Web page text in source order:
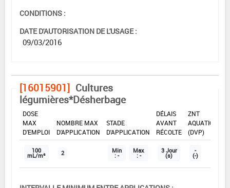
CONDITIONS :
DATE D'AUTORISATION DE L'USAGE :
09/03/2016
[16015901] Cultures
légumières*Désherbage
DOSE
MAX
D'EMPLOI
NOMBRE MAX
D'APPLICATION
STADE
D'APPLICATION
DÉLAIS
AVANT
RÉCOLTE
ZNT
AQUATIQUE
(DVP)
100
mL/m² 2 Min
: -
Max
: -
3 Jour
(s)
-
(-)